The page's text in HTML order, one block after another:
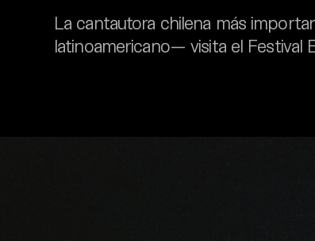
La cantautora chilena más
latinoamericano— visita el Festival